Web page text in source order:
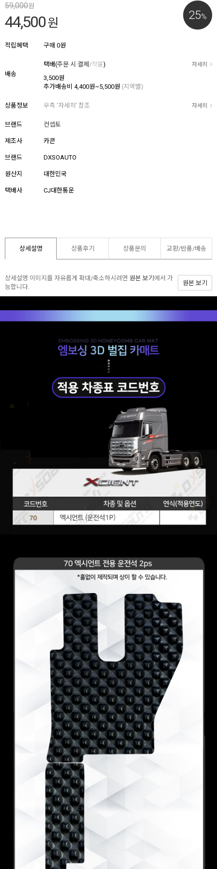
25%
59,000원
44,500원
적립혜택 구매 0원
배송
택배(주문 시 결제 /착불) 자세히
3,500원
추가배송비 4,400원~5,500원 (지역별)
상품정보 우측 '자세히' 참조 자세히
브랜드 컨셉토
제조사 카콘
브랜드 DXSOAUTO
원산지 대한민국
택배사 CJ대한통운
상세설명 상품후기 상품문의 교환/반품/배송
상세설명 이미지를 자유롭게 확대/축소하시려면 원본 보기 에서 가
능합니다.
원본 보기